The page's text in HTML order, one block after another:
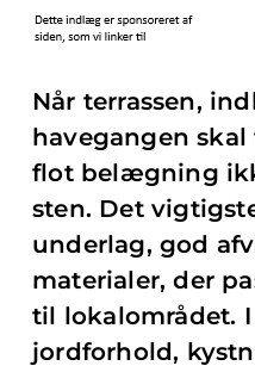
Når terrassen,
havegangen
flot belægning
sten. Det
underlag, god
materialer, der
til lokalområdet.
jordforhold,